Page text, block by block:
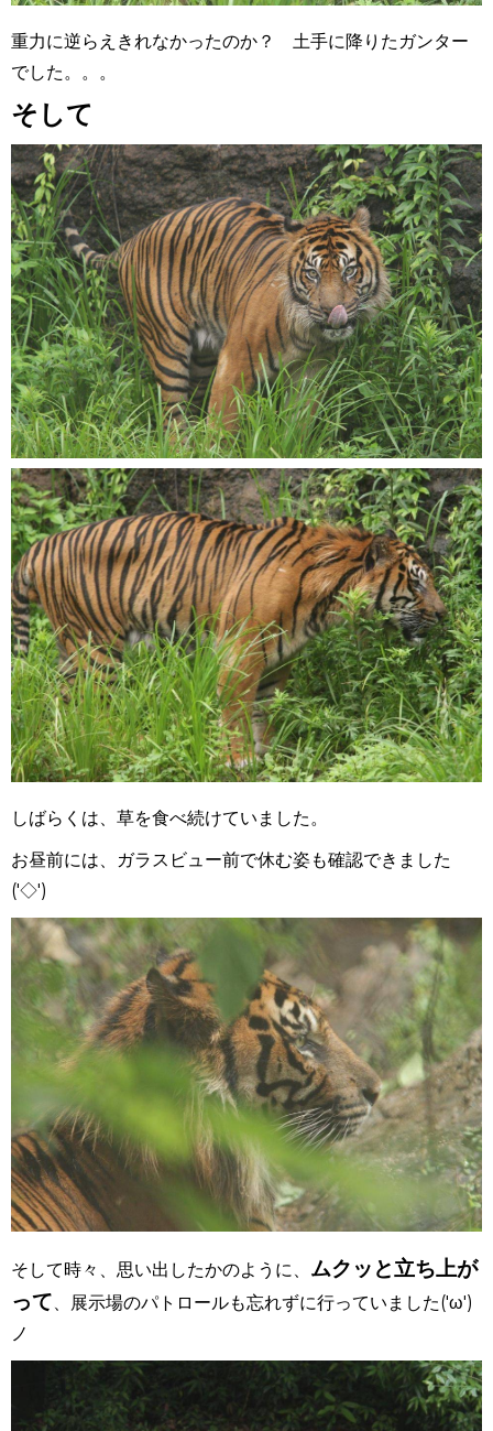
重力に逆らえきれなかったのか？ 土手に降りたガンター
でした。。。
そして
しばらくは、草を食べ続けていました。
お昼前には、ガラスビュー前で休む姿も確認できました
('◇')ゞ
そして時々、思い出したかのように、 ムクッと立ち上が
って、展示場のパトロールも忘れずに行っていました('ω')
ノ